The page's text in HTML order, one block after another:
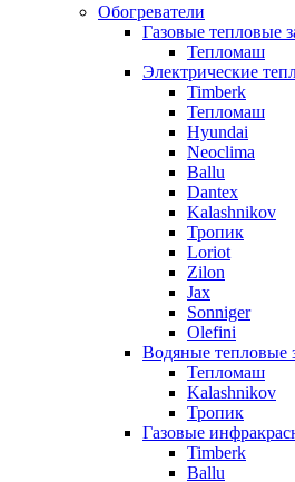
Обогреватели
Газовые тепловые
Тепломаш
Электрические
Timberk
Тепломаш
Hyundai
Neoclima
Ballu
Dantex
Kalashnikov
Тропик
Loriot
Zilon
Jax
Sonniger
Olefini
Водяные тепловые
Тепломаш
Kalashnikov
Тропик
Газовые
Timberk
Ballu